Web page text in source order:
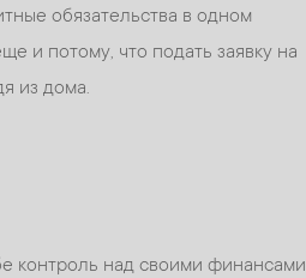
обязательства в одном
и потому, что подать заявку на
из дома.
контроль над своими финансами